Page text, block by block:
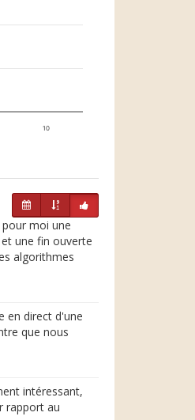
10
moi une
une fin ouverte
algorithmes
en direct d'une
que nous
intéressant,
rapport au